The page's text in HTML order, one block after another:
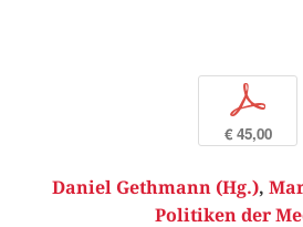
p
€ 45,00
Daniel Gethmann (Hg.),
Politiken der